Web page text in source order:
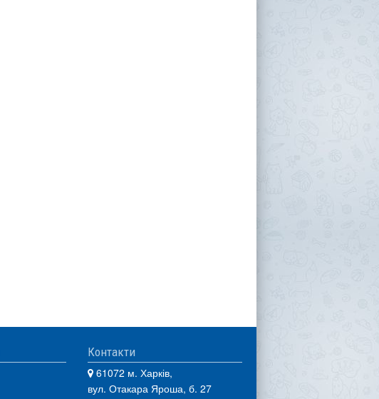
Контакти
61072 м. Харків,
вул. Отакара Яроша, б. 27